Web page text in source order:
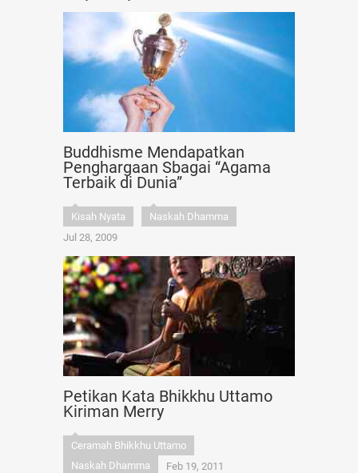
Buddhisme Mendapatkan
Penghargaan Sbagai “Agama
Terbaik di Dunia”
Kisah Nyata
Naskah Dhamma
Jul 28, 2009
Petikan Kata Bhikkhu Uttamo
Kiriman Merry
Ceramah Bhikkhu Uttamo
Naskah Dhamma
Feb 19, 2011